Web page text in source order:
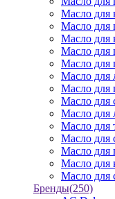
Масло для
Масло для
Масло для
Масло для
Масло для
Масло для
Масло для
Масло для
Масло для
Масло для
Масло для
Масло для
Масло для
Масло для
Бренды(250)